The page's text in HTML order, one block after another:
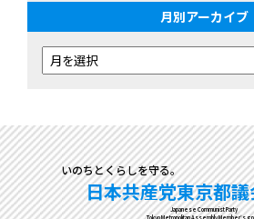
月別アーカイブ
いのちとくらしを守る。
日本共産党東京都
Japanese Communist Party
Tokyo Metropolitan Assembly Member's